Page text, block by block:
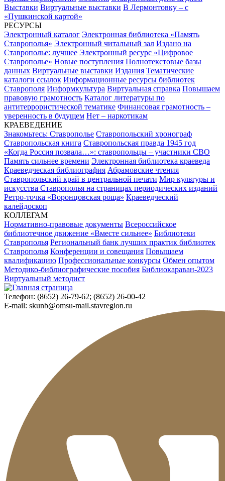
Выставки Виртуальные выставки В Лермонтовку – с
«Пушкинской картой»
РЕСУРСЫ
Электронный каталог Электронная библиотека «Память
Ставрополья» Электронный читальный зал Издано на
Ставрополье: лучшее Электронный ресурс «Цифровое
Ставрополье» Новые поступления Полнотекстовые базы
данных Виртуальные выставки Издания Тематические
каталоги ссылок Информационные ресурсы библиотек
Ставрополя Информкультура Виртуальная справка Повышаем
правовую грамотность Каталог литературы по
антитеррористической тематике Финансовая грамотность –
уверенность в будущем Нет – наркотикам
КРАЕВЕДЕНИЕ
Знакомьтесь: Ставрополье Ставропольский хронограф
Ставропольская книга Ставропольская правда 1945 год
«Когда Россия позвала…»: ставропольцы – участники СВО
Память сильнее времени Электронная библиотека краеведа
Краеведческая библиография Абрамовские чтения
Ставропольский край в центральной печати Мир культуры и
искусства Ставрополья на страницах периодических изданий
Ретро-точка «Воронцовская роща» Краеведческий
калейдоскоп
КОЛЛЕГАМ
Нормативно-правовые документы Всероссийское
библиотечное движение «Вместе сильнее» Библиотеки
Ставрополья Региональный банк лучших практик библиотек
Ставрополья Конференции и совещания Повышаем
квалификацию Профессиональные конкурсы Обмен опытом
Методико-библиографические пособия Библиокараван-2023
Виртуальный методист
Телефон: (8652) 26-79-62; (8652) 26-00-42
E-mail: skunb@omsu-mail.stavregion.ru